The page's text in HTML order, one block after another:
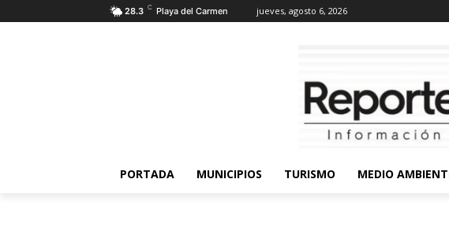
28.3 C Playa del Carmen jueves, agosto 6, 2026
PORTADA MUNICIPIOS TURISMO MEDIO